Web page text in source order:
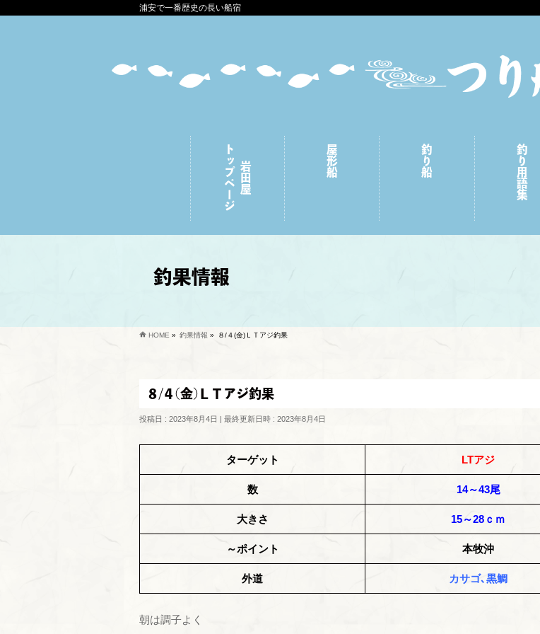
浦安で一番歴史の長い船宿
岩田屋
トップページ 屋形船 釣り船 釣り用語集
釣果情報
HOME » 釣果情報 » ８/４(金)ＬＴアジ釣果
８/４(金)ＬＴアジ釣果
投稿日 : 2023年8月4日 最終更新日時 : 2023年8月4日
ターゲット LTアジ
数 14～43尾
大きさ 15～28ｃｍ
～ポイント 本牧沖
外道 カサゴ､黒鯛
朝は調子よく